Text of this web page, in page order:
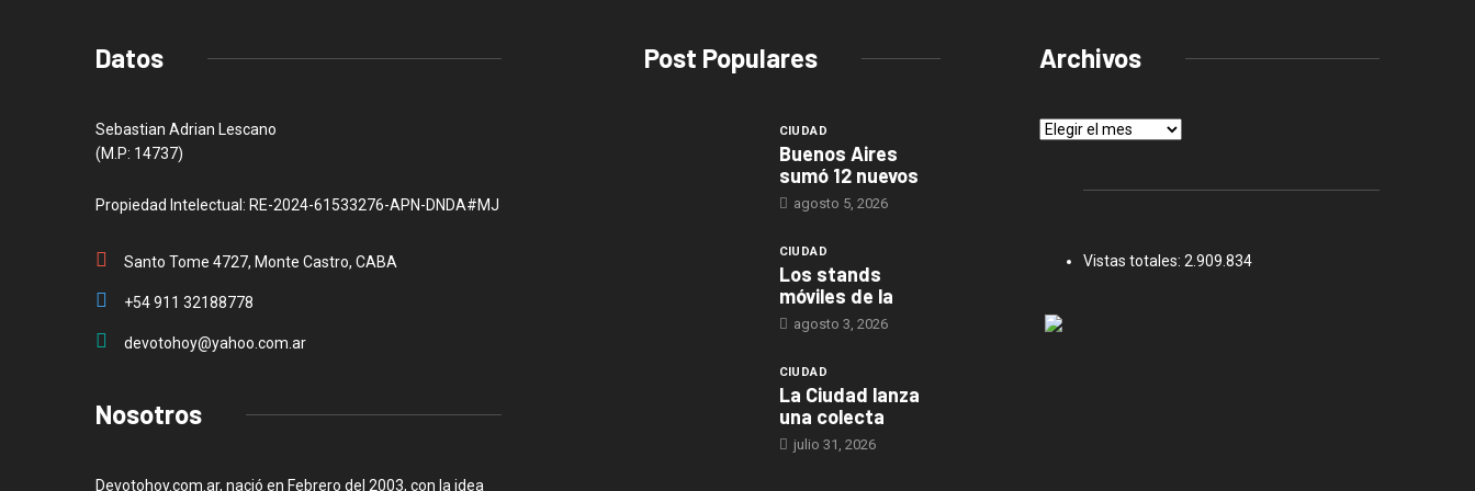
Datos
Sebastian Adrian Lescano
(M.P: 14737)
Propiedad Intelectual: RE-2024-61533276-APN-DNDA#MJ
Santo Tome 4727, Monte Castro, CABA
+54 911 32188778
devotohoy@yahoo.com.ar
Nosotros
Devotohoy.com.ar, nació en Febrero del 2003, con la idea
Post Populares
CIUDAD
Buenos Aires
sumó 12 nuevos
agosto 5, 2026
CIUDAD
Los stands
móviles de la
agosto 3, 2026
CIUDAD
La Ciudad lanza
una colecta
julio 31, 2026
Archivos
Archivos
Vistas totales: 2.909.834